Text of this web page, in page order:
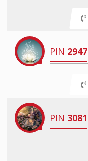
PIN 2947
PIN 3081